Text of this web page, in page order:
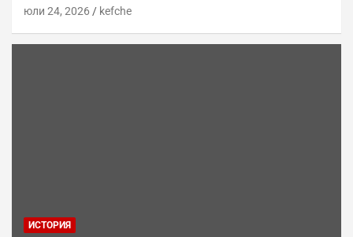
юли 24, 2026 kefche
ИСТОРИЯ